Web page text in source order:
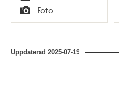
Tid
Typ
Foto
Uppdaterad2025-07-19